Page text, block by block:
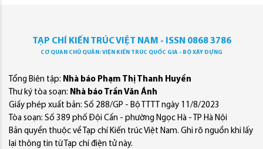
TẠP CHÍ KIẾN TRÚC VIỆT NAM - ISSN 0868 3786
CƠ QUAN CHỦ QUẢN: VIỆN KIẾN TRÚC QUỐC GIA - BỘ XÂY DỰNG
Tổng Biên tập: Nhà báo Phạm Thị Thanh Huyền
Thư ký tòa soạn: Nhà báo Trần Văn Ánh
Giấy phép xuất bản: Số 288/GP - Bộ TTTT ngày 11/8/2023
Tòa soạn: Số 389 phố Đội Cấn - phường Ngọc Hà - TP Hà Nội
Bản quyền thuộc về Tạp chí Kiến trúc Việt Nam. Ghi rõ nguồn khi lấy
lại thông tin từ Tạp chí điện tử này.